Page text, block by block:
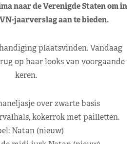
naar de Verenigde Staten om in
jaarverslag aan te bieden.
plaatsvinden. Vandaag
op haar looks van voorgaande
keren.
over zwarte basis
kokerrok met pailletten.
Natan (nieuw)